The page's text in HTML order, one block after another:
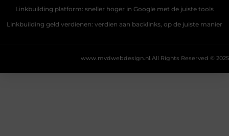
Linkbuilding platform: sneller hoger in Google met de juiste tools
Linkbuilding geld verdienen: verdien aan backlinks, op de juiste manier
All Rights Reserved © 2025
www.mvdwebdesign.nl.